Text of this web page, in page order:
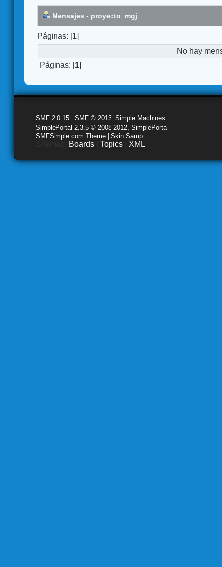
Mensajes - proyecto_mgj
Páginas: [1]
No hay
Páginas: [1]
SMF 2.0.15 SMF © 2013 Simple Machines
SimplePortal 2.3.5 © 2008-2012, SimplePortal
SMFSimple.com Theme | Skin Samp
Boards Topics XML